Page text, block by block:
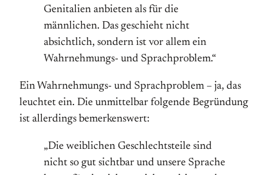
Genitalien anbieten als für die
männlichen. Das geschieht nicht
absichtlich, sondern ist vor allem ein
Wahrnehmungs- und Sprachproblem.“
Ein Wahrnehmungs- und Sprachproblem – ja, das
leuchtet ein. Die unmittelbar folgende Begründung
ist allerdings bemerkenswert:
„Die weiblichen Geschlechtsteile sind
nicht so gut sichtbar und unsere Sprache